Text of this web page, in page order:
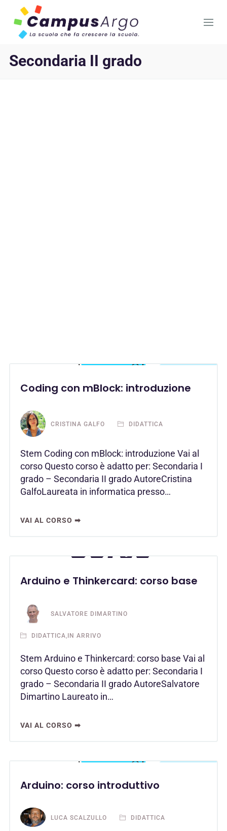
Secondaria II grado
Coding con mBlock: introduzione
CRISTINA GALFO DIDATTICA
Stem Coding con mBlock: introduzione Vai al
corso Questo corso è adatto per: Secondaria I
grado – Secondaria II grado AutoreCristina
GalfoLaureata in informatica presso…
VAI AL CORSO ➡
Arduino e Thinkercard: corso base
SALVATORE DIMARTINO
DIDATTICA IN ARRIVO
Stem Arduino e Thinkercard: corso base Vai al
corso Questo corso è adatto per: Secondaria I
grado – Secondaria II grado AutoreSalvatore
Dimartino Laureato in…
VAI AL CORSO ➡
Arduino: corso introduttivo
LUCA SCALZULLO DIDATTICA